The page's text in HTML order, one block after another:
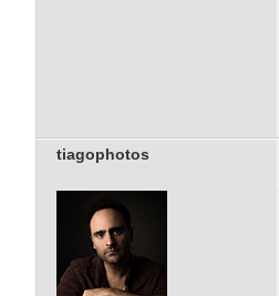
tiagophotos